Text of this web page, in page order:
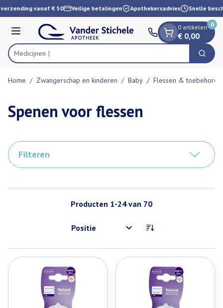
Ga naar de inhoud
1 van 1vanaf € 50 Veilige betalingen Apothekersadvies Snelle
Menu
Product, merk, categorie... Zoek
0 artikelen
€ 0,00
0
Home / Zwangerschap en kinderen / Baby / Flessen & toebehoren
Spenen voor flessen
Filteren
Producten 1-24van 70
Sorteer op: